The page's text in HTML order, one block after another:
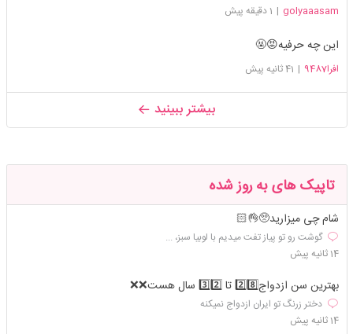
golyaaasam
| 1 دقیقه پیش
این چه حرفیه😡🤬
افرا9487 | 41 ثانیه پیش
بیشتر ببینید
تاپیک های به روز شده
شام چی میزارید🥺👌🏻
گوشت رو تو پیاز تفت میدیم با لوبیا سبز، ...
14 ثانیه پیش
بهترین سن ازدواج2️⃣8️⃣ تا 3️⃣2️⃣ سال هست❌️❌️
دختر زرنگ تو ایران ازدواج نمیکنه
14 ثانیه پیش